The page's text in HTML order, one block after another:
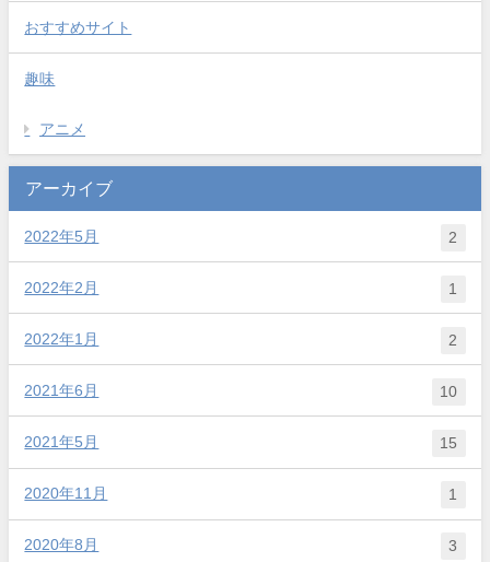
おすすめサイト
趣味
アニメ
アーカイブ
2022年5月 2
2022年2月 1
2022年1月 2
2021年6月 10
2021年5月 15
2020年11月 1
2020年8月 3